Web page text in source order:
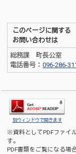
このページに関する
お問い合わせは
総務課 町長公室
電話番号：096-286-
別ウィンドウで開きます
※資料としてPDFファイ
す。
PDF書類をご覧になる場